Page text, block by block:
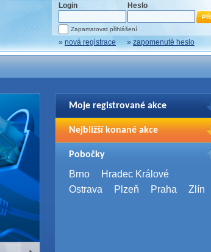
Login Heslo
Zapamatovat přihlášení
» nová registrace » zapomenuté heslo
Moje registrované akce
Pro zobrazení Vašich registrací na akce
se prosím přihlašte.
Nejbližší konané akce
WUG Days 2026
4. 9. 2026,Brno
SQL Server Bootcamp 2026
Pobočky
Brno
Hradec Králové
Ostrava
Plzeň Praha Zlín